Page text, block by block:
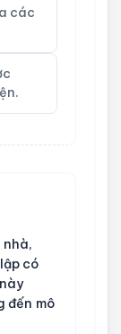
các
nhà,
có
đến mô